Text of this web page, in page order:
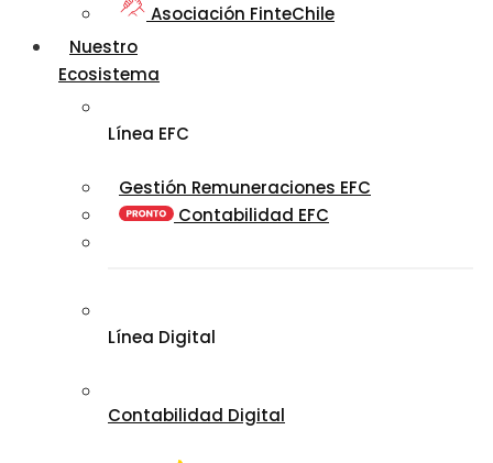
Asociación FinteChile
Nuestro
Ecosistema
Línea EFC
Gestión Remuneraciones EFC
Contabilidad EFC
Línea Digital
Contabilidad Digital